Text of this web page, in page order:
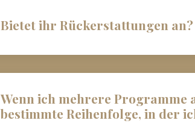
Bietet ihr Rückerstattungen an?
Wenn ich mehrere Programme
bestimmte Reihenfolge, in der